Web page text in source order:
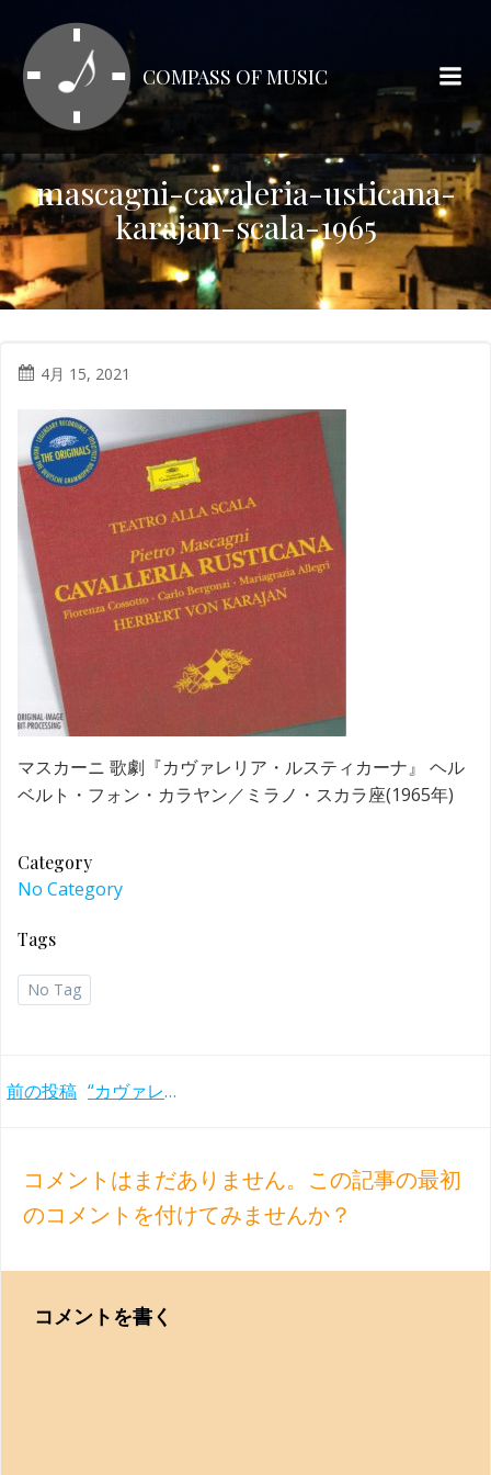
テ
ン
ツ
ス
キ
ッ
プ
COMPASS OF MUSIC
mascagni-cavaleria-usticana-
karajan-scala-1965
4月 15, 2021
マスカーニ 歌劇『カヴァレリア・ルスティカーナ』 ヘル
ベルト・フォン・カラヤン／ミラノ・スカラ座(1965年)
Category
No Category
Tags
No Tag
Post
前の投稿 “カヴァレリア・ルスティカーナ” カラヤン/スカラ座(1965年)
コメントはまだありません。この記事の最初
のコメントを付けてみませんか？
コメントを書く